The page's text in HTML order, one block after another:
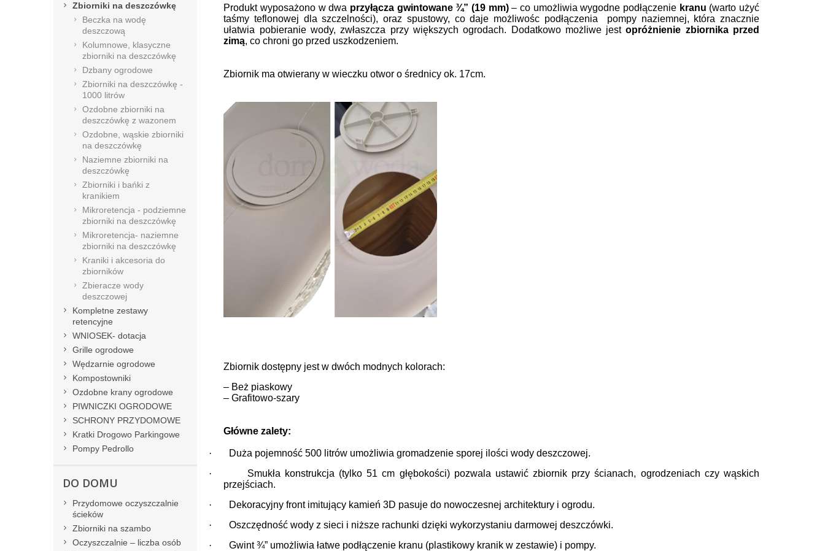
Produkt wyposażono w dwa przyłącza gwintowane ¾” (19 mm)– co umożliwia wygodne podłączenie kranu (warto użyć
taśmy teflonowej dla szczelności), oraz spustowy, co daje możliwośc podłączenia pompy naziemnej, która znacznie
ułatwia pobieranie wody, zwłaszcza przy większych ogrodach. Dodatkowo możliwe jestopróżnienie zbiornika przed
zimą, co chroni go przed uszkodzeniem.
Zbiornik ma otwierany w wieczku otwor o średnicy ok. 17cm.
Zbiornik dostępny jest w dwóch modnych kolorach:
– Beż piaskowy
– Grafitowo-szary
Główne zalety:
·
Duża pojemność 500 litrów umożliwia gromadzenie sporej ilości wody deszczowej.
·
Smukła konstrukcja (tylko 51 cm głębokości) pozwala ustawić zbiornik przy ścianach, ogrodzeniach czy wąskich
przejściach.
·
Dekoracyjny front imitujący kamień 3D pasuje do nowoczesnej architektury i ogrodu.
·
Oszczędność wody z sieci i niższe rachunki dzięki wykorzystaniu darmowej deszczówki.
·
Gwint ¾” umożliwia łatwe podłączenie kranu (plastikowy kranik w zestawie) i pompy.
Zbiorniki na deszczówkę
Beczka na wodę
deszczową
Kolumnowe, klasyczne
zbiorniki na deszczówkę
Dzbany ogrodowe
Zbiorniki na deszczówkę -
1000 litrów
Ozdobne zbiorniki na
deszczówkę z wazonem
Ozdobne, wąskie zbiorniki
na deszczówkę
Naziemne zbiorniki na
deszczówkę
Zbiorniki i bańki z
kranikiem
Mikroretencja - podziemne
zbiorniki na deszczówkę
Mikroretencja- naziemne
zbiorniki na deszczówkę
Kraniki i akcesoria do
zbiorników
Zbieracze wody
deszczowej
Kompletne zestawy
retencyjne
WNIOSEK- dotacja
Grille ogrodowe
Wędzarnie ogrodowe
Kompostowniki
Ozdobne krany ogrodowe
PIWNICZKI OGRODOWE
SCHRONY PRZYDOMOWE
Kratki Drogowo Parkingowe
Pompy Pedrollo
DO DOMU
Przydomowe oczyszczalnie
ścieków
Zbiorniki na szambo
Oczyszczalnie – liczba osób